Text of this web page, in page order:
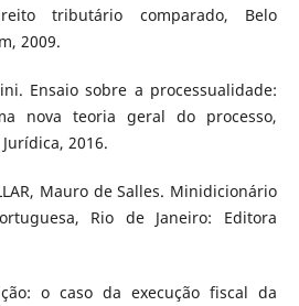
tributário comparado, Belo
2009.
Ensaio sobre a processualidade:
nova teoria geral do processo,
2016.
Mauro de Salles. Minidicionário
Rio de Janeiro: Editora
o caso da execução fiscal da